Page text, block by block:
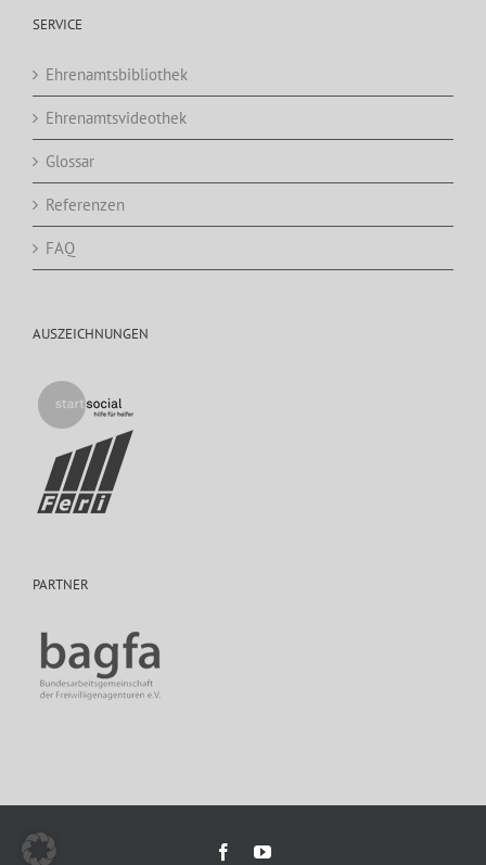
SERVICE
Ehrenamtsbibliothek
Ehrenamtsvideothek
Glossar
Referenzen
FAQ
AUSZEICHNUNGEN
PARTNER
FacebookYouTube